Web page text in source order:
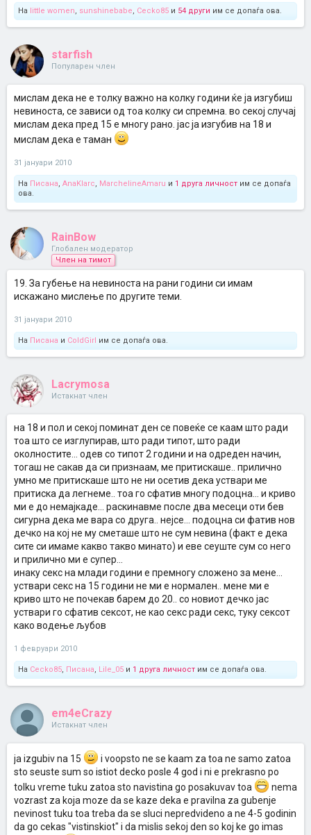
На little women, sunshinebabe, Cecko85 и 54 други им се допаѓа ова.
starfish
Популарен член
мислам дека не е толку важно на колку години ќе ја изгубиш
невиноста, се зависи од тоа колку си спремна. во секој случај
мислам дека пред 15 е многу рано. јас ја изгубив на 18 и
мислам дека е таман
31 јануари 2010
На Писана, AnaKlarc, MarchelineAmaru и 1 друга личност им се допаѓа
ова.
RainBow
Глобален модератор
Член на тимот
19. За губење на невиноста на рани години си имам
искажано мислење по другите теми.
31 јануари 2010
На Писана и ColdGirl им се допаѓа ова.
Lacrymosa
Истакнат член
на 18 и пол и секој поминат ден се повеќе се каам што ради
тоа што се изглупирав, што ради типот, што ради
околностите... одев со типот 2 години и на одреден начин,
тогаш не сакав да си признаам, ме притискаше.. прилично
умно ме притискаше што не ни осетив дека уствари ме
притиска да легнеме.. тоа го сфатив многу подоцна... и криво
ми е до немајкаде... раскинавме после два месеци оти бев
сигурна дека ме вара со друга.. нејсе... подоцна си фатив нов
дечко на кој не му сметаше што не сум невина (факт е дека
сите си имаме какво такво минато) и еве сеуште сум со него
и прилично ми е супер...
инаку секс на млади години е премногу сложено за мене...
уствари секс на 15 години не ми е нормален.. мене ми е
криво што не почекав барем до 20.. со новиот дечко јас
уствари го сфатив сексот, не као секс ради секс, туку сексот
како водење љубов
1 февруари 2010
На Cecko85, Писана, Lile_05 и 1 друга личност им се допаѓа ова.
em4eCrazy
Истакнат член
ja izgubiv na 15
i voopsto ne se kaam za toa ne samo zatoa
sto seuste sum so istiot decko posle 4 god i ni e prekrasno po
tolku vreme tuku zatoa sto navistina go posakuvav toa
nema
vozrast za koja moze da se kaze deka e pravilna za gubenje
nevinost tuku toa treba da se sluci nepredvideno a ne 4-5 godinin
da go cekas "vistinskiot" i da mislis sekoj den so koj ke go imas